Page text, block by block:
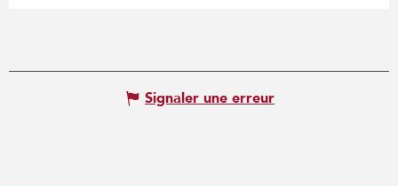
Signaler une erreur